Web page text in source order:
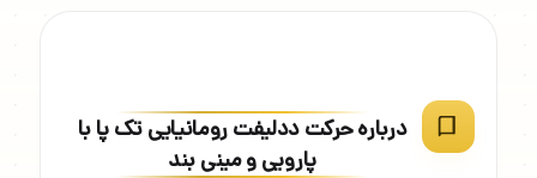
درباره حرکت ددلیفت رومانیایی تک پا با
پارویی و مینی بند